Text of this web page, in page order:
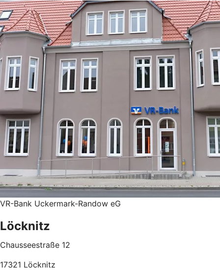
VR-Bank Uckermark-Randow eG
Löcknitz
Chausseestraße 12
17321 Löcknitz